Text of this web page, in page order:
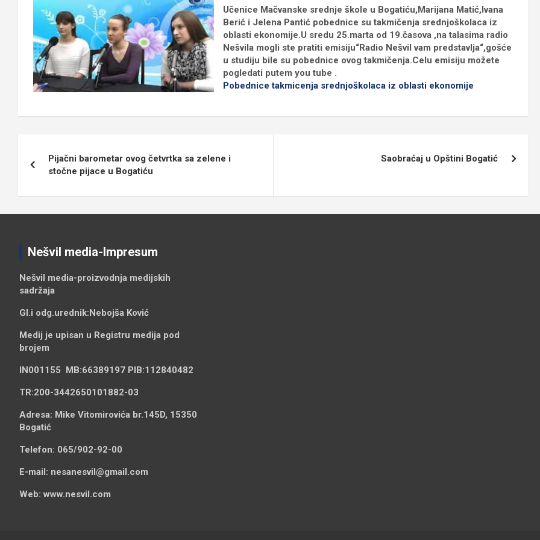
Učenice Mačvanske srednje škole u Bogatiću,Marijana Matić,Ivana
Berić i Jelena Pantić pobednice su takmičenja srednjoškolaca iz
oblasti ekonomije.U sredu 25.marta od 19.časova ,na talasima radio
Nešvila mogli ste pratiti emisiju“Radio Nešvil vam predstavlja“,gošće
u studiju bile su pobednice ovog takmičenja.Celu emisiju možete
pogledati putem you tube .
Pobednice takmicenja srednjoškolaca iz oblasti ekonomije
чланка
Pijačni barometar ovog četvrtka sa zelene i
stočne pijace u Bogatiću
Saobraćaj u Opštini Bogatić
Nešvil media-Impresum
Nešvil media-proizvodnja medijskih
sadržaja
Gl.i odg.urednik:Nebojša Ković
Medij je upisan u Registru medija pod
brojem
IN001155 MB:66389197 PIB:112840482
TR:200-3442650101882-03
Adresa: Mike Vitomirovića br.145D, 15350
Bogatić
Telefon: 065/902-92-00
E-mail: nesanesvil@gmail.com
Web: www.nesvil.com